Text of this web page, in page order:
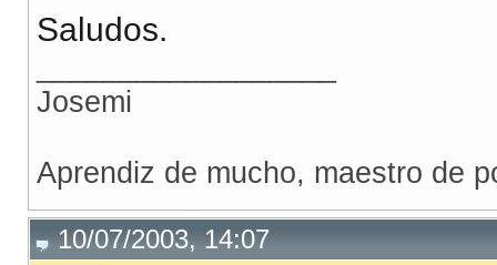
Saludos.
Josemi
Aprendiz de mucho, maestro de
10/07/2003, 14:07